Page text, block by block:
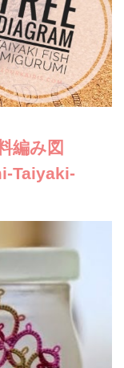
編み図
Taiyaki-